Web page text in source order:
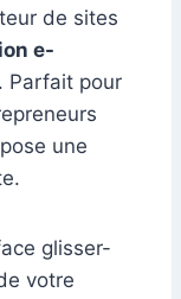
de sites
e-
Parfait pour
une
glisser-
votre